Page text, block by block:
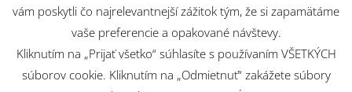
Webové riešenie
vám poskytli čo najrelevantnejší zážitok tým, že si zapamätáme
vaše preferencie a opakované návštevy.
Kliknutím na „Prijať všetko“ súhlasíte s používaním VŠETKÝCH
súborov cookie. Kliknutím na „Odmietnuť“ zakážete súbory